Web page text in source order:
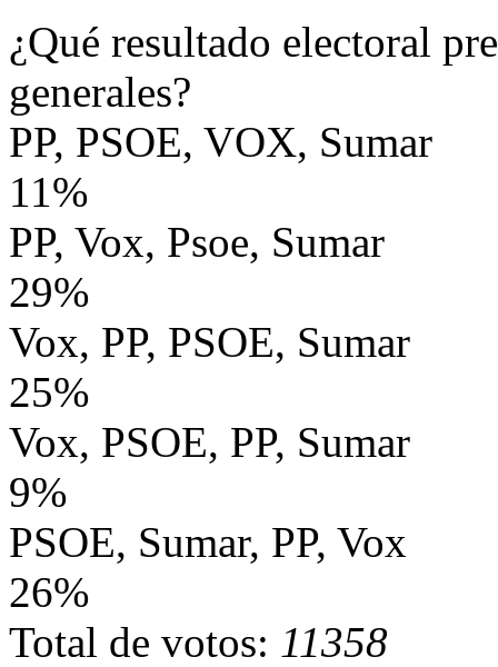
¿Qué resultado electoral
generales?
PP, PSOE, VOX, Sumar
11%
PP, Vox, Psoe, Sumar
29%
Vox, PP, PSOE, Sumar
25%
Vox, PSOE, PP, Sumar
9%
PSOE, Sumar, PP, Vox
26%
Total de votos: 11358